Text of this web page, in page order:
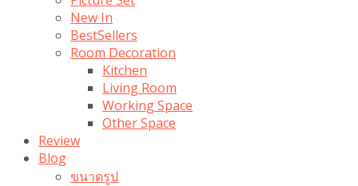
New In
BestSellers
Room Decoration
Kitchen
Living Room
Working Space
Other Space
Review
Blog
ขนาดรูป